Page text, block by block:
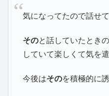
気になってたので話せ
そのと話していたとき
していて楽しくて気を
今後はそのを積極的に